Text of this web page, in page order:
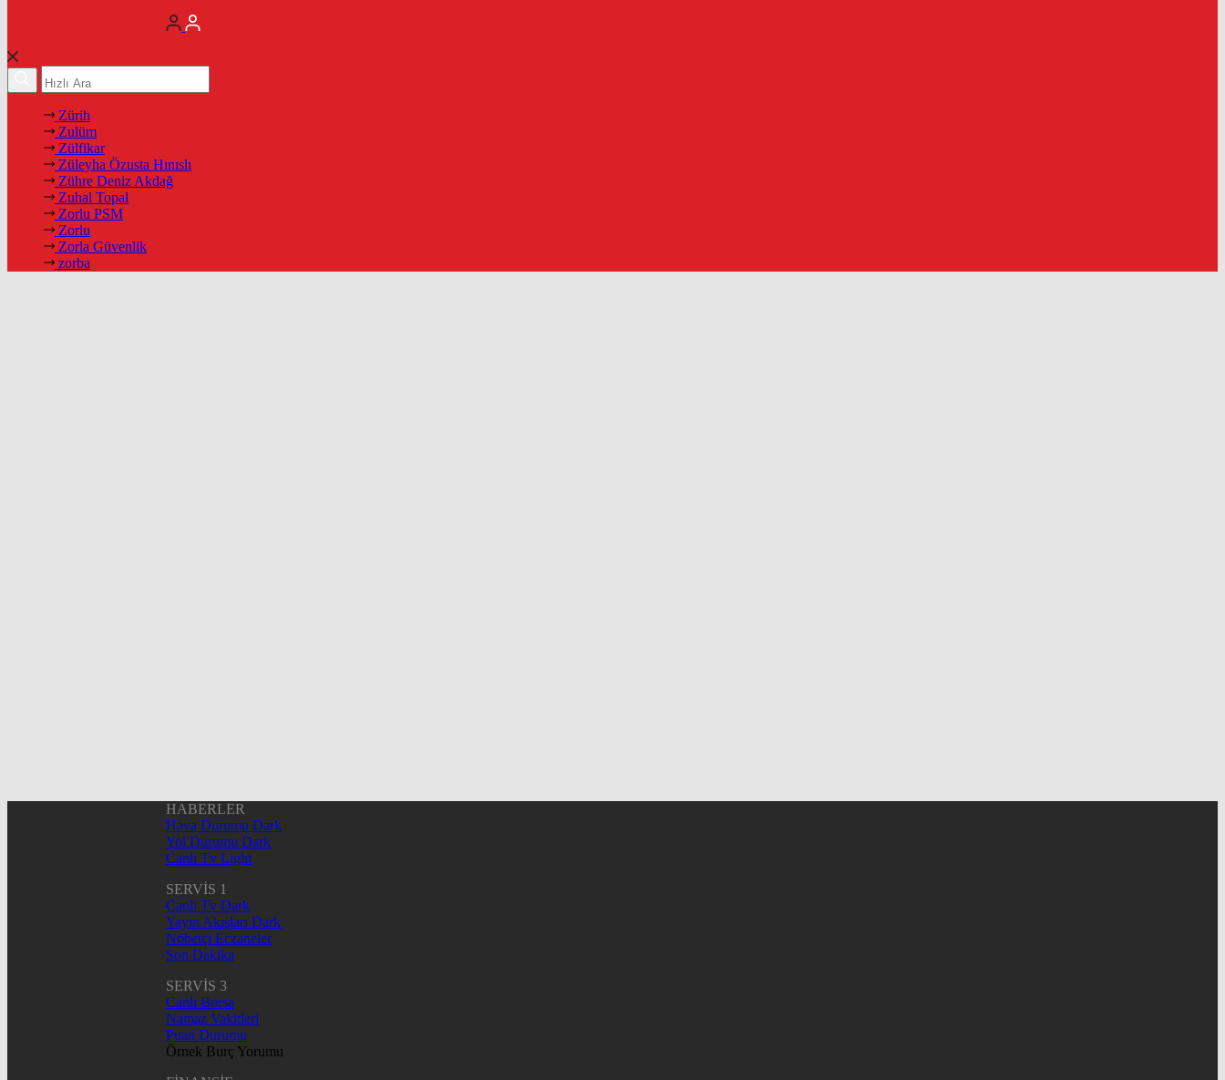
Zürih
Zulüm
Zülfikar
Züleyha Özusta Hınıslı
Zühre Deniz Akdağ
Zuhal Topal
Zorlu PSM
Zorlu
Zorla Güvenlik
zorba
HABERLER
Hava Durumu Dark
Yol Durumu Dark
Canlı Tv Light
SERVİS 1
Canlı Tv Dark
Yayın Akışları Dark
Nöbetçi Eczaneler
Son Dakika
SERVİS 3
Canlı Borsa
Namaz Vakitleri
Puan Durumu
Örnek Burç Yorumu